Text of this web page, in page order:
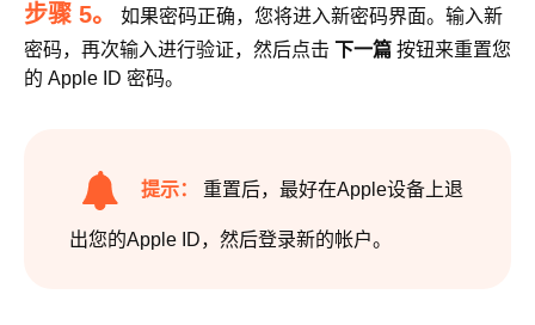
步骤 5。
如果密码正确，您将进入新密码界面。输入新
密码，再次输入进行验证，然后点击 下一篇 按钮来重置您
的 Apple ID 密码。
提示： 重置后，最好在Apple设备上退
出您的Apple ID，然后登录新的帐户。